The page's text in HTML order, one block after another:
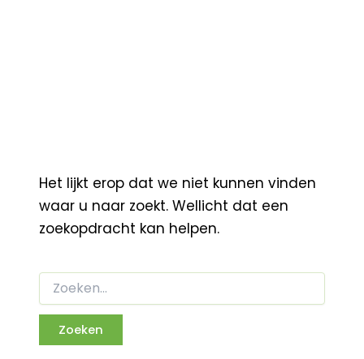
Het lijkt erop dat we niet kunnen vinden
waar u naar zoekt. Wellicht dat een
zoekopdracht kan helpen.